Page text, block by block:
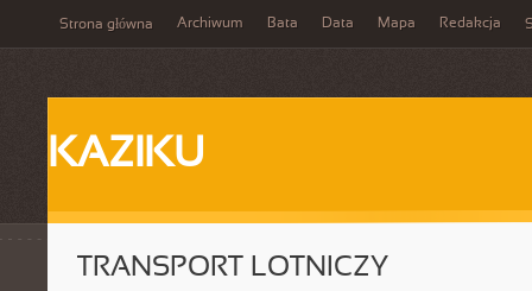
Strona główna Archiwum Bata Data Mapa Redakcja
KAZIKU
TRANSPORT LOTNICZY